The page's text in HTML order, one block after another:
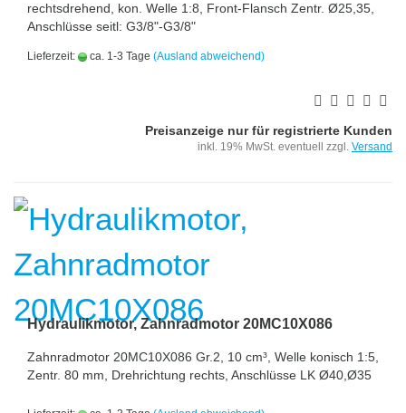
rechtsdrehend, kon. Welle 1:8, Front-Flansch Zentr. Ø25,35,
Anschlüsse seitl: G3/8"-G3/8"
Lieferzeit: ca. 1-3 Tage (Ausland abweichend)
Preisanzeige nur für registrierte Kunden
inkl. 19% MwSt. eventuell zzgl. Versand
Hydraulikmotor, Zahnradmotor 20MC10X086
Zahnradmotor 20MC10X086 Gr.2, 10 cm³, Welle konisch 1:5,
Zentr. 80 mm, Drehrichtung rechts, Anschlüsse LK Ø40,Ø35